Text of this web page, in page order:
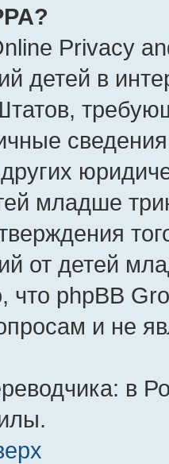
Privacy
детей в
младше
от детей
что phpBB
и не
в